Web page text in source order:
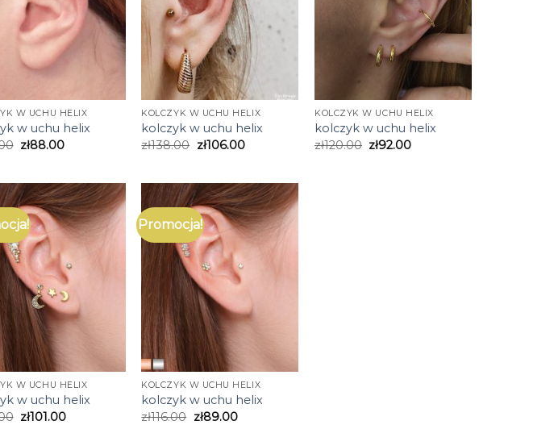
W UCHU HELIX
w uchu helix
zł88.00
KOLCZYK W UCHU HELIX
kolczyk w uchu helix
zł138.00 zł106.00
KOLCZYK W UCHU HELIX
kolczyk w uchu helix
zł120.00 zł92.00
W UCHU HELIX
w uchu helix
zł101.00
Promocja!
KOLCZYK W UCHU HELIX
kolczyk w uchu helix
zł116.00 zł89.00